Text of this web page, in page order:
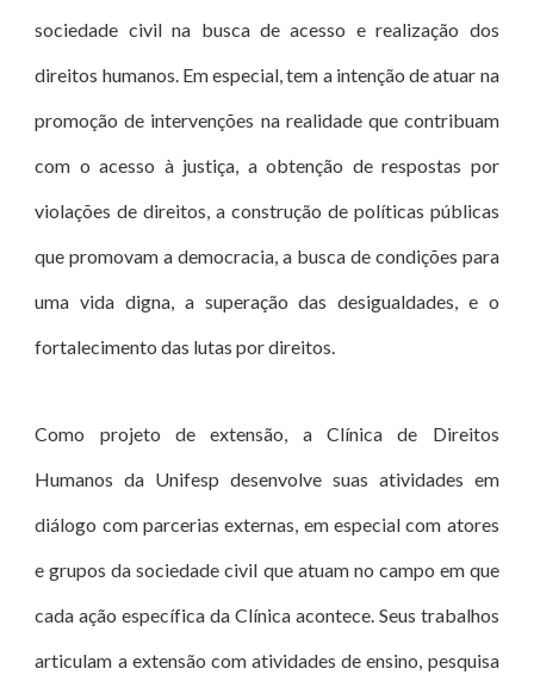
sociedade civil na busca de acesso e realização dos
direitos humanos. Em especial, tem a intenção de atuar na
promoção de intervenções na realidade que contribuam
com o acesso à justiça, a obtenção de respostas por
violações de direitos, a construção de políticas públicas
que promovam a democracia, a busca de condições para
uma vida digna, a superação das desigualdades, e o
fortalecimento das lutas por direitos.
Como projeto de extensão, a Clínica de Direitos
Humanos da Unifesp desenvolve suas atividades em
diálogo com parcerias externas, em especial com atores
e grupos da sociedade civil que atuam no campo em que
cada ação específica da Clínica acontece. Seus trabalhos
articulam a extensão com atividades de ensino, pesquisa